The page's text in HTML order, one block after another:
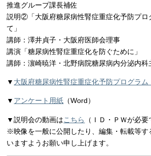
推進グループ課長補佐
説明②「大阪府糖尿病性腎症重症化予防プロ
て」
講師：澤井貞子・大阪府医師会理事
講演「糖尿病性腎症重症化を防ぐために」
講師：濵崎暁洋・北野病院糖尿病内分泌内科
▼ 大阪府糖尿病性腎症重症化予防プログラム
▼ アンケート用紙 （Word）
▼説明会の動画はこちら
（ＩＤ・ＰＷが必要
※映像を一般に公開したり、編集・転載等す
いますようお願い申し上げます。